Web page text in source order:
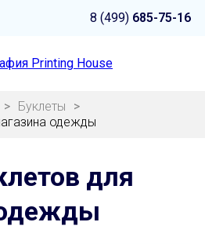
8 (499) 685-75-16
> Буклеты
>
одежды
для